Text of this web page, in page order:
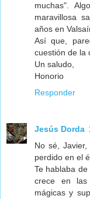
muchas".
maravillosa
años en
Así que,
cuestión de la
Un saludo,
Honorio
Responder
Jesús Dorda
No sé,
perdido en el
Te hablaba
crece en las
mágicas y